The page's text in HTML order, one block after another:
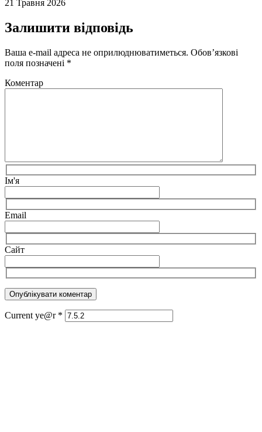
21 Травня 2026
Залишити відповідь
Ваша e-mail адреса не оприлюднюватиметься. Обов’язкові
поля позначені *
Коментар
Ім'я
Email
Сайт
Current ye@r *